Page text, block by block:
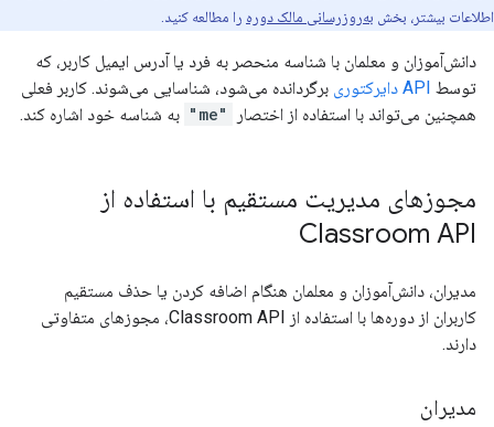
اطلاعات بیشتر، بخش به‌روزرسانی مالک دوره را مطالعه کنید.
دانش‌آموزان و معلمان با شناسه منحصر به فرد یا آدرس ایمیل کاربر، که
توسط API دایرکتوری
برگردانده می‌شود، شناسایی می‌شوند. کاربر فعلی
همچنین می‌تواند با استفاده از اختصار
"me" به شناسه خود اشاره کند.
مجوزهای مدیریت مستقیم با استفاده از
Classroom API
مدیران، دانش‌آموزان و معلمان هنگام اضافه کردن یا حذف مستقیم
کاربران از دوره‌ها با استفاده از Classroom API، مجوزهای متفاوتی
دارند.
مدیران